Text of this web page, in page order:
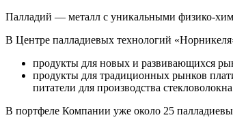
Палладий — металл с уникальными физико-
В Центре палладиевых технологий
продукты для новых и развивающихся
продукты для традиционных рынков
питатели для производства
В портфеле Компании уже около 25